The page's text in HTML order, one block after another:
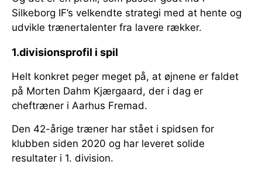
Silkeborg IF’s velkendte strategi med at hente og
udvikle trænertalenter fra lavere rækker.
1.divisionsprofil i spil
Helt konkret peger meget på, at øjnene er faldet
på Morten Dahm Kjærgaard, der i dag er
cheftræner i Aarhus Fremad.
Den 42-årige træner har stået i spidsen for
klubben siden 2020 og har leveret solide
resultater i 1. division.